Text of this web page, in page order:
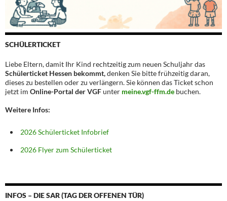
SCHÜLERTICKET
Liebe Eltern, damit Ihr Kind rechtzeitig zum neuen Schuljahr das
Schülerticket Hessen bekommt,denken Sie bitte frühzeitig daran,
dieses zu bestellen oder zu verlängern. Sie können das Ticket schon
jetzt im Online-Portal der VGFunter meine.vgf-ffm.de buchen.
Weitere Infos:
2026 Schülerticket Infobrief
2026 Flyer zum Schülerticket
INFOS – DIE SAR (TAG DER OFFENEN TÜR)